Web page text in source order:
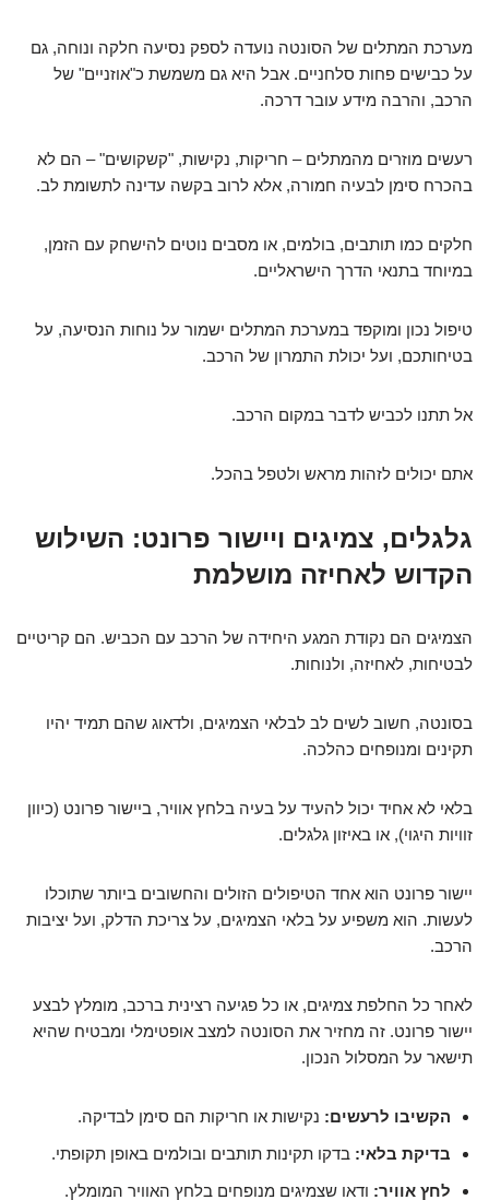
מערכת המתלים של הסונטה נועדה לספק נסיעה חלקה ונוחה, גם
על כבישים פחות סלחניים. אבל היא גם משמשת כ"אוזניים" של
הרכב, והרבה מידע עובר דרכה.
רעשים מוזרים מהמתלים – חריקות, נקישות, "קשקושים" – הם לא
בהכרח סימן לבעיה חמורה, אלא לרוב בקשה עדינה לתשומת לב.
חלקים כמו תותבים, בולמים, או מסבים נוטים להישחק עם הזמן,
במיוחד בתנאי הדרך הישראליים.
טיפול נכון ומוקפד במערכת המתלים ישמור על נוחות הנסיעה, על
בטיחותכם, ועל יכולת התמרון של הרכב.
אל תתנו לכביש לדבר במקום הרכב.
אתם יכולים לזהות מראש ולטפל בהכל.
גלגלים, צמיגים ויישור פרונט: השילוש
הקדוש לאחיזה מושלמת
הצמיגים הם נקודת המגע היחידה של הרכב עם הכביש. הם קריטיים
לבטיחות, לאחיזה, ולנוחות.
בסונטה, חשוב לשים לב לבלאי הצמיגים, ולדאוג שהם תמיד יהיו
תקינים ומנופחים כהלכה.
בלאי לא אחיד יכול להעיד על בעיה בלחץ אוויר, ביישור פרונט (כיוון
זוויות היגוי), או באיזון גלגלים.
יישור פרונט הוא אחד הטיפולים הזולים והחשובים ביותר שתוכלו
לעשות. הוא משפיע על בלאי הצמיגים, על צריכת הדלק, ועל יציבות
הרכב.
לאחר כל החלפת צמיגים, או כל פגיעה רצינית ברכב, מומלץ לבצע
יישור פרונט. זה מחזיר את הסונטה למצב אופטימלי ומבטיח שהיא
תישאר על המסלול הנכון.
הקשיבו לרעשים: נקישות או חריקות הם סימן לבדיקה.
בדיקת בלאי: בדקו תקינות תותבים ובולמים באופן תקופתי.
לחץ אוויר: ודאו שצמיגים מנופחים בלחץ האוויר המומלץ.